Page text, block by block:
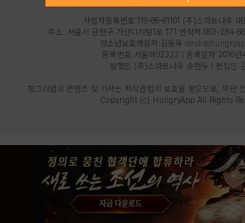
사업자등록번호:119-86-61101 (주)스마트나우 대
주소: 서울시 금천구 가산디지털1로 171 연락처:063-284-
청소년보호책임자:김동욱
등록번호:서울아02322 | 등록일자:2016년
발행인:(주)스마트나우 송현두 | 편집인:
헝그리앱의 콘텐츠 및 기사는 저작권법의 보호를 받으므로, 무단
Copyright (c) HungryApp All Rights